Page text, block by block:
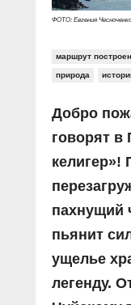
ФОТО: Евгения
маршрут построен
природа
Добро
говорят в
келигер»!
пахнущий
пьянит
ущелье
легенду.